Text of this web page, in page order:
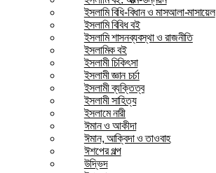
ইসলামি বিধি-বিধান ও মাসআলা-মাসায়েল
ইসলামি বিবিধ বই
ইসলামি শাসনব্যবস্থা ও রাজনীতি
ইসলামিক বই
ইসলামী চিকিৎসা
ইসলামী জ্ঞান চর্চা
ইসলামী ব্যক্তিত্ব
ইসলামী সাহিত্য
ইসলামে নারী
ঈমান ও আকীদা
ঈমান, আক্বিদা ও তাওবাহ
ঈশপের গল্প
উদ্ভিদ